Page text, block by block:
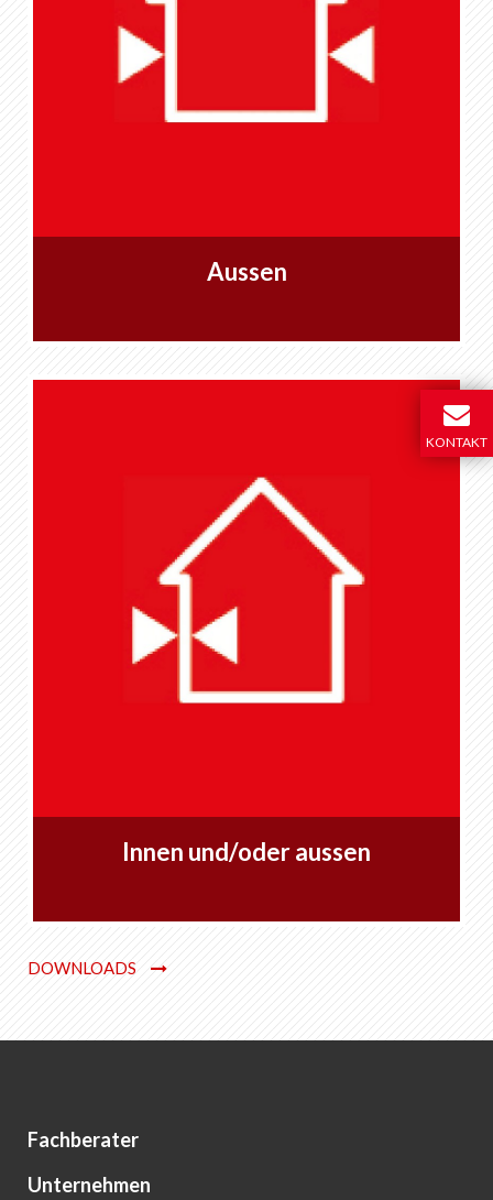
Aussen
Innen und/oder aussen
DOWNLOADS
Fachberater
Unternehmen
KONTAKT